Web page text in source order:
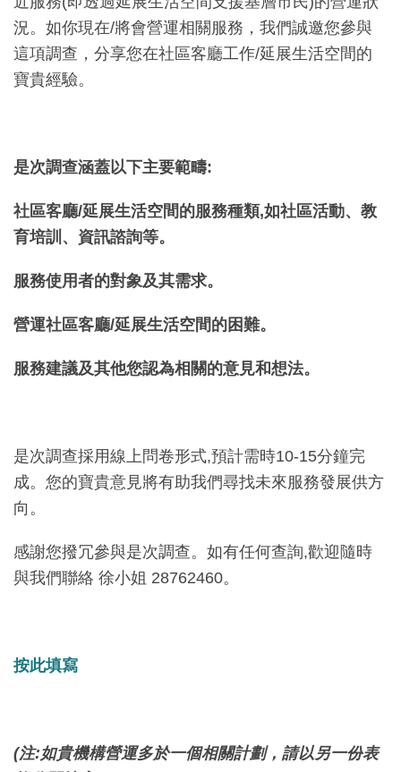
況。如你現在/將會營運相關服務，我們誠邀您參與
這項調查，分享您在社區客廳工作/延展生活空間的
寶貴經驗。
是次調查涵蓋以下主要範疇:
社區客廳/延展生活空間的服務種類,如社區活動、教
育培訓、資訊諮詢等。
服務使用者的對象及其需求。
營運社區客廳/延展生活空間的困難。
服務建議及其他您認為相關的意見和想法。
是次調查採用線上問卷形式,預計需時10-15分鐘完
成。您的寶貴意見將有助我們尋找未來服務發展供方
向。
感謝您撥冗參與是次調查。如有任何查詢,歡迎隨時
與我們聯絡 徐小姐 28762460。
按此填寫
(注:如貴機構營運多於一個相關計劃，請以另一份表